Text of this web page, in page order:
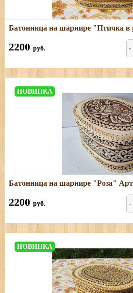
Подробнее
Размеры: длина - 26,5 см;
Батонница на шарнире "Птичка в
2200 руб. -
НОВИНКА
Подробнее
Размеры: длина - 24 см; ширина -
Батонница на шарнире "Роза"
2200 руб. -
НОВИНКА